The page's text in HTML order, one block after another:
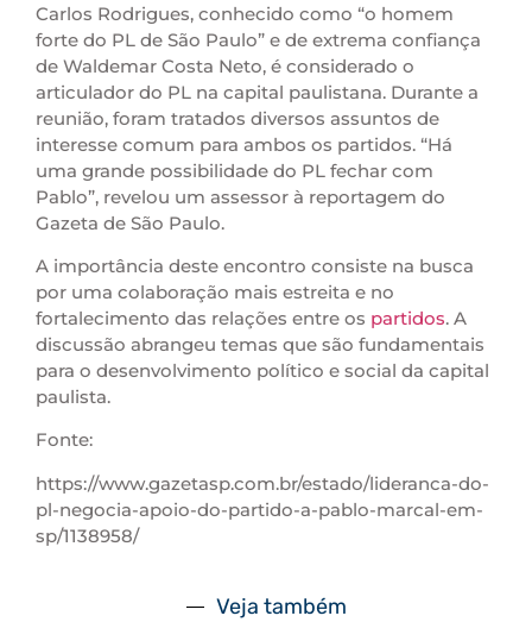
Carlos Rodrigues, conhecido como “o homem
forte do PL de São Paulo” e de extrema confiança
de Waldemar Costa Neto, é considerado o
articulador do PL na capital paulistana. Durante a
reunião, foram tratados diversos assuntos de
interesse comum para ambos os partidos. “Há
uma grande possibilidade do PL fechar com
Pablo”, revelou um assessor à reportagem do
Gazeta de São Paulo.
A importância deste encontro consiste na busca
por uma colaboração mais estreita e no
fortalecimento das relações entre os partidos. A
discussão abrangeu temas que são fundamentais
para o desenvolvimento político e social da capital
paulista.
Fonte:
https://www.gazetasp.com.br/estado/lideranca-do-
pl-negocia-apoio-do-partido-a-pablo-marcal-em-
sp/1138958/
Veja também